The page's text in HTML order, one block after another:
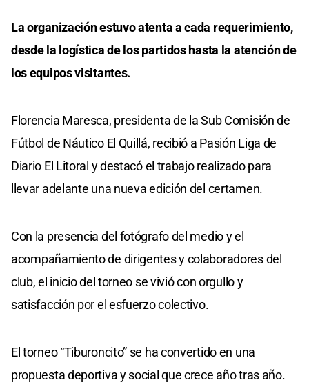
La organización estuvo atenta a cada requerimiento,
desde la logística de los partidos hasta la atención de
los equipos visitantes.
Florencia Maresca, presidenta de la Sub Comisión de
Fútbol de Náutico El Quillá, recibió a Pasión Liga de
Diario El Litoral y destacó el trabajo realizado para
llevar adelante una nueva edición del certamen.
Con la presencia del fotógrafo del medio y el
acompañamiento de dirigentes y colaboradores del
club, el inicio del torneo se vivió con orgullo y
satisfacción por el esfuerzo colectivo.
El torneo “Tiburoncito” se ha convertido en una
propuesta deportiva y social que crece año tras año.